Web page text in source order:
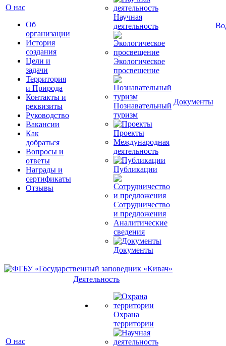
О нас
Об
организации
История
создания
Цели и
задачи
Территория
и Природа
Контакты и
реквизиты
Руководство
Вакансии
Как
добраться
Вопросы и
ответы
Награды и
сертификаты
Отзывы
Научная
деятельность
Экологическое
просвещение
Познавательный
туризм
Проекты
Международная
деятельность
Публикации
Сотрудничество
и предложения
Аналитические
сведения
Документы
Документы
О нас
Деятельность
Охрана
территории